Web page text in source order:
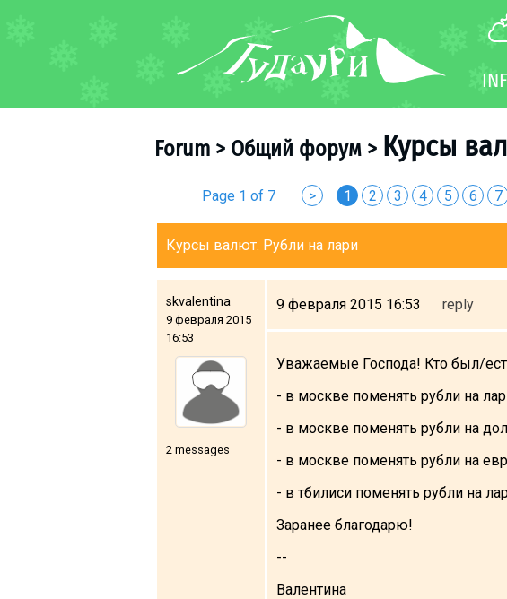
Forum > Общий форум > Курсы
Page 1 of 7 > 1 2 3 4 5 6 7
Курсы валют. Рубли на лари
skvalentina
9 февраля 2015
16:53
2 messages
9 февраля 2015 16:53 reply
Уважаемые Господа! Кто был/
- в москве поменять рубли на
- в москве поменять рубли на
- в москве поменять рубли на
- в тбилиси поменять рубли на
Заранее благодарю!
--
Валентина
Kids in Gudauri
Events schedule
Join telegram
Gudauri
INFO